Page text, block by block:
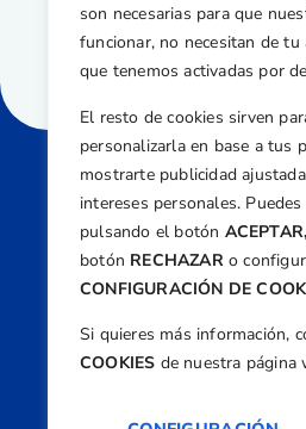
son necesarias para que
funcionar, no necesitan de
que tenemos activadas por
El resto de cookies sirven
personalizarla en base a tus
mostrarte publicidad
intereses personales.
pulsando el botón ACEPTAR,
botón RECHAZARo
CONFIGURACIÓN DE
Si quieres más información,
COOKIES de nuestra página